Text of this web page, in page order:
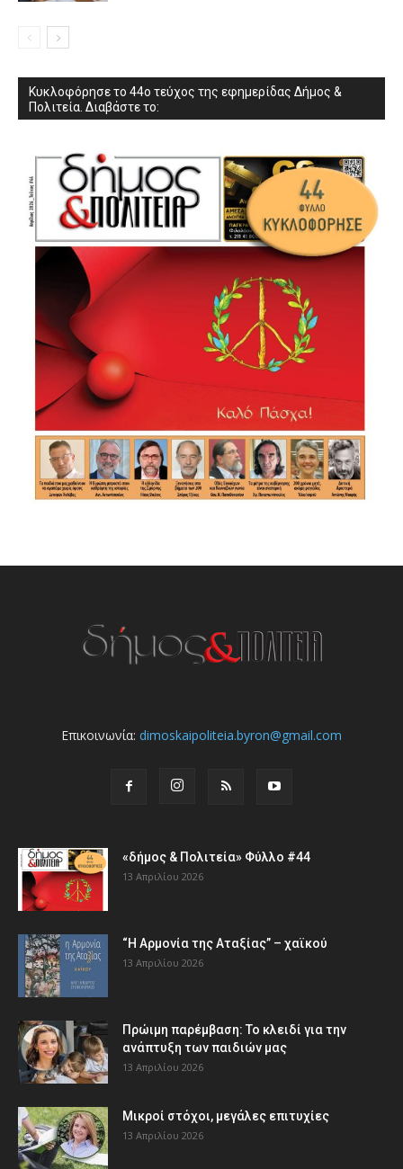
Κυκλοφόρησε το 44ο τεύχος της εφημερίδας Δήμος &
Πολιτεία. Διαβάστε το:
Επικοινωνία: dimoskaipoliteia.byron@gmail.com
«δήμος & Πολιτεία» Φύλλο #44
13 Απριλίου 2026
“Η Αρμονία της Αταξίας” – χαϊκού
13 Απριλίου 2026
Πρώιμη παρέμβαση: Το κλειδί για την
ανάπτυξη των παιδιών µας
13 Απριλίου 2026
Μικροί στόχοι, μεγάλες επιτυχίες
13 Απριλίου 2026